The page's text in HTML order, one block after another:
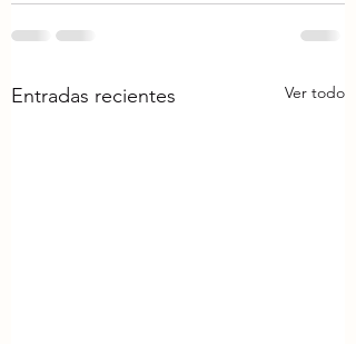
Entradas recientes Ver todo